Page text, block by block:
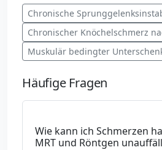
Chronische
Chronischer Knöchelschmerz
Muskulär bedingter
Häufige Fragen
Wie kann ich Schmerzen
MRT und Röntgen